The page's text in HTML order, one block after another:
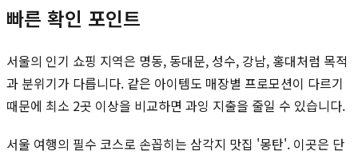
빠른 확인 포인트
서울의 인기 쇼핑 지역은 명동, 동대문, 성수, 강남, 홍대처럼 목적
과 분위기가 다릅니다. 같은 아이템도 매장별 프로모션이 다르기
때문에 최소 2곳 이상을 비교하면 과잉 지출을 줄일 수 있습니다.
서울 여행의 필수 코스로 손꼽히는 삼각지 맛집 '몽탄'. 이곳은 단